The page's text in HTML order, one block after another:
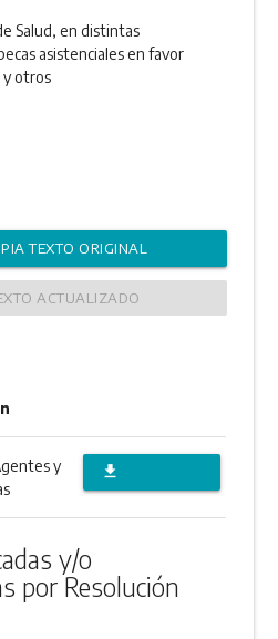
Salud, en distintas
asistenciales en favor
y otros
TEXTO ORIGINAL
ACTUALIZADO
y
file_download
y/o
por Resolución